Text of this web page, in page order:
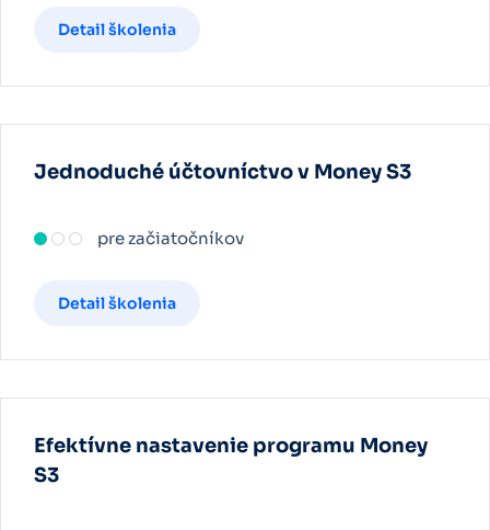
Detail školenia
Jednoduché účtovníctvo v Money S3
pre začiatočníkov
Detail školenia
Efektívne nastavenie programu Money
S3